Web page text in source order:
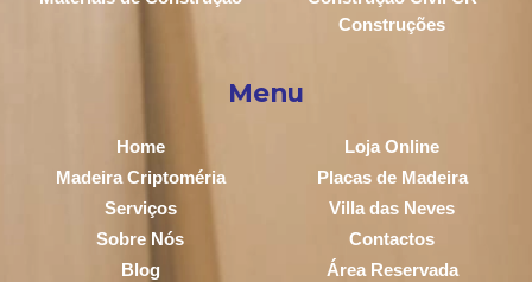
Construções
Menu
Home
Loja Online
Madeira Criptoméria
Placas de Madeira
Serviços
Villa das Neves
Sobre Nós
Contactos
Blog
Área Reservada